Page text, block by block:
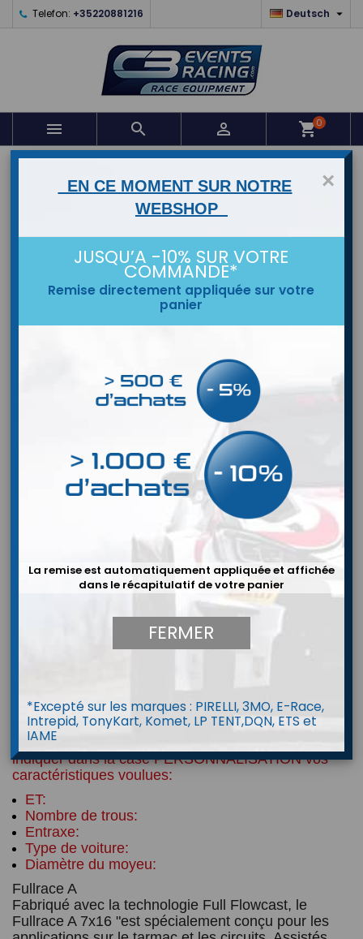
Telefon: +35220881216 Deutsch 
   shopping_cart0
Fullrace A
Afin de commander vos jantes, nous vous invitons a
indiquer dans la case PERSONNALISATION vos
caractéristiques voulues:
ET:
Nombre de trous:
Entraxe:
Type de voiture:
Diamètre du moyeu:
Fullrace A
Fabriqué avec la technologie Full Flowcast, le
Fullrace A 7x16 "est spécialement conçu pour les
×
EN CE MOMENT SUR NOTRE
WEBSHOP
JUSQU’A -10% SUR VOTRE
COMMANDE*
Remise directement appliquée sur votre
panier
La remise est automatiquement appliquée et affichée
dans le récapitulatif de votre panier
FERMER
*Excepté sur les marques : PIRELLI, 3MO, E-Race,
Intrepid, TonyKart, Komet, LP TENT,DQN, ETS et
IAME